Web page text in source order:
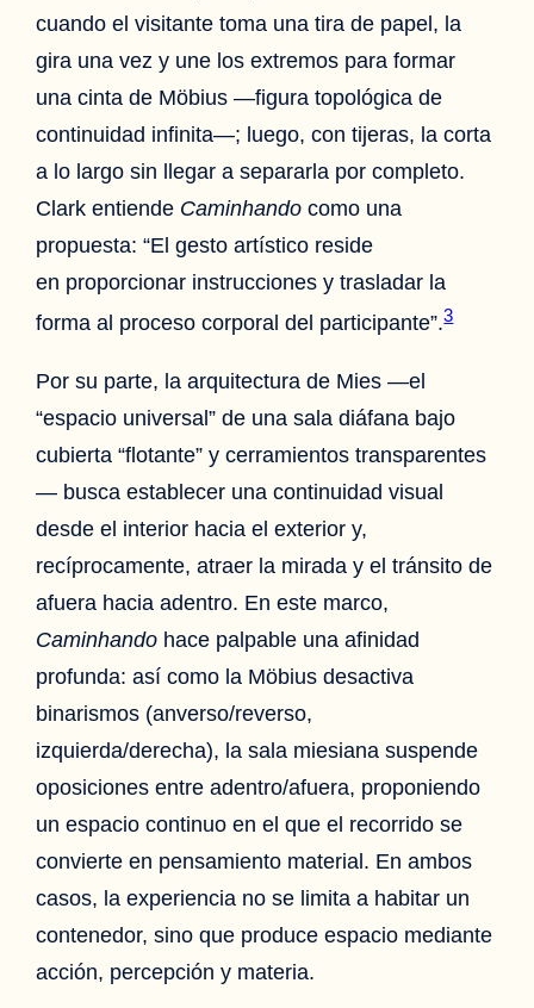
cuando el visitante toma una tira de papel, la
gira una vez y une los extremos para formar
una cinta de Möbius —figura topológica de
continuidad infinita—; luego, con tijeras, la corta
a lo largo sin llegar a separarla por completo.
Clark entiende Caminhando como una
propuesta: “El gesto artístico reside
en proporcionar instrucciones y trasladar la
forma al proceso corporal del participante”.3
Por su parte, la arquitectura de Mies —el
“espacio universal” de una sala diáfana bajo
cubierta “flotante” y cerramientos transparentes
— busca establecer una continuidad visual
desde el interior hacia el exterior y,
recíprocamente, atraer la mirada y el tránsito de
afuera hacia adentro. En este marco,
Caminhando hace palpable una afinidad
profunda: así como la Möbius desactiva
binarismos (anverso/reverso,
izquierda/derecha), la sala miesiana suspende
oposiciones entre adentro/afuera, proponiendo
un espacio continuo en el que el recorrido se
convierte en pensamiento material. En ambos
casos, la experiencia no se limita a habitar un
contenedor, sino que produce espacio mediante
acción, percepción y materia.